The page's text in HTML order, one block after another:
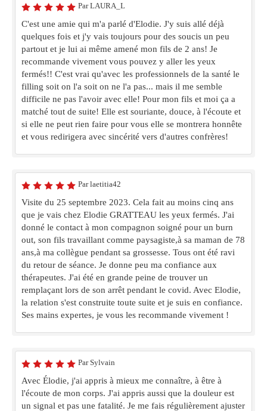
Par LAURA_L
C'est une amie qui m'a parlé d'Elodie. J'y suis allé déjà
quelques fois et j'y vais toujours pour des soucis un peu
partout et je lui ai même amené mon fils de 2 ans! Je
recommande vivement vous pouvez y aller les yeux
fermés!! C'est vrai qu'avec les professionnels de la santé le
filling soit on l'a soit on ne l'a pas... mais il me semble
difficile ne pas l'avoir avec elle! Pour mon fils et moi ça a
matché tout de suite! Elle est souriante, douce, à l'écoute et
si elle ne peut rien faire pour vous elle se montrera honnête
et vous redirigera avec sincérité vers d'autres confrères!
Par laetitia42
Visite du 25 septembre 2023. Cela fait au moins cinq ans
que je vais chez Elodie GRATTEAU les yeux fermés. J'ai
donné le contact à mon compagnon soigné pour un burn
out, son fils travaillant comme paysagiste,à sa maman de 78
ans,à ma collègue pendant sa grossesse. Tous ont été ravi
du retour de séance. Je donne peu ma confiance aux
thérapeutes. J'ai été en grande peine de trouver un
remplaçant lors de son arrêt pendant le covid. Avec Elodie,
la relation s'est construite toute suite et je suis en confiance.
Ses mains expertes, je vous les recommande vivement !
Par Sylvain
Avec Élodie, j'ai appris à mieux me connaître, à être à
l'écoute de mon corps. J'ai appris aussi que la douleur est
un signal et pas une fatalité. Je me fais régulièrement ajuster